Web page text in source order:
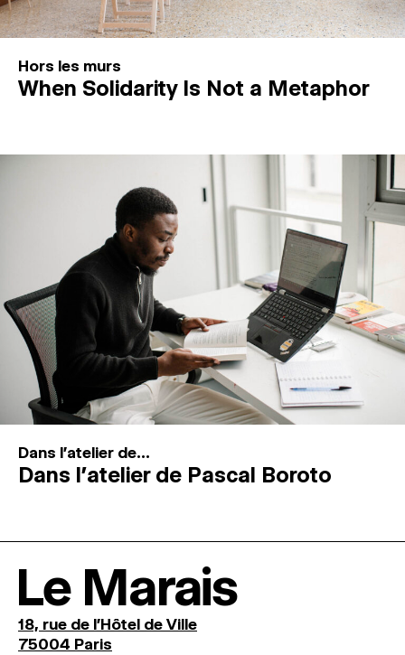
Hors les murs
When Solidarity Is Not a Metaphor
Dans l'atelier de...
Dans l’atelier de Pascal Boroto
Le Marais
18, rue de l'Hôtel de Ville
75004 Paris